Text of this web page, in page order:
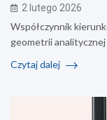
2 lutego 2026
Współczynnik
geometrii
Czytaj dalej